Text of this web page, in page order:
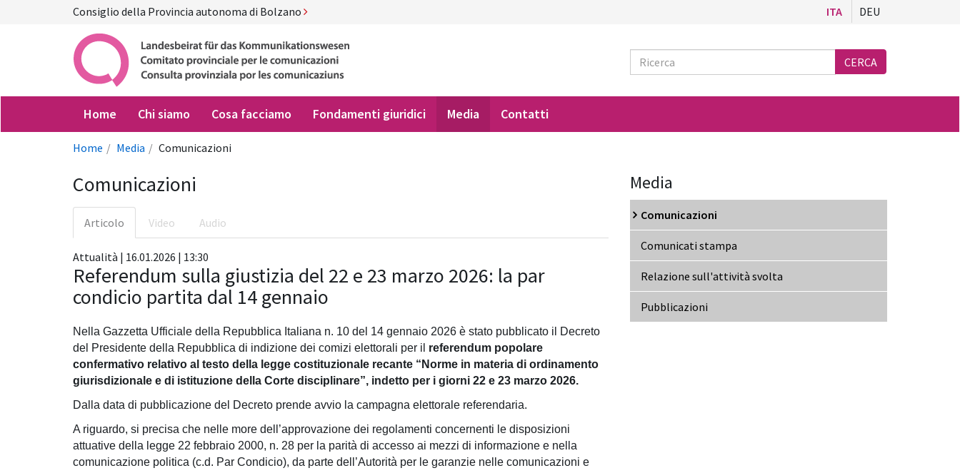
Consiglio della Provincia autonoma di Bolzano ITA DEU
Ricerca
CERCA
Home Chi siamo Cosa facciamo Fondamenti giuridici Media Contatti
Home Media Comunicazioni
Comunicazioni
Articolo Video Audio
Attualità | 16.01.2026 | 13:30
Referendum sulla giustizia del 22 e 23 marzo 2026: la par
condicio partita dal 14 gennaio
Nella Gazzetta Ufficiale della Repubblica Italiana n. 10 del 14 gennaio 2026 è stato pubblicato il Decreto
del Presidente della Repubblica di indizione dei comizi elettorali per il referendum popolare
confermativo relativo al testo della legge costituzionale recante “Norme in materia di ordinamento
giurisdizionale e di istituzione della Corte disciplinare”, indetto per i giorni 22 e 23 marzo 2026.
Dalla data di pubblicazione del Decreto prende avvio la campagna elettorale referendaria.
A riguardo, si precisa che nelle more dell’approvazione dei regolamenti concernenti le disposizioni
attuative della legge 22 febbraio 2000, n. 28 per la parità di accesso ai mezzi di informazione e nella
comunicazione politica (c.d. Par Condicio), da parte dell’Autorità per le garanzie nelle comunicazioni e
Media
Comunicazioni
Comunicati stampa
Relazione sull'attività svolta
Pubblicazioni